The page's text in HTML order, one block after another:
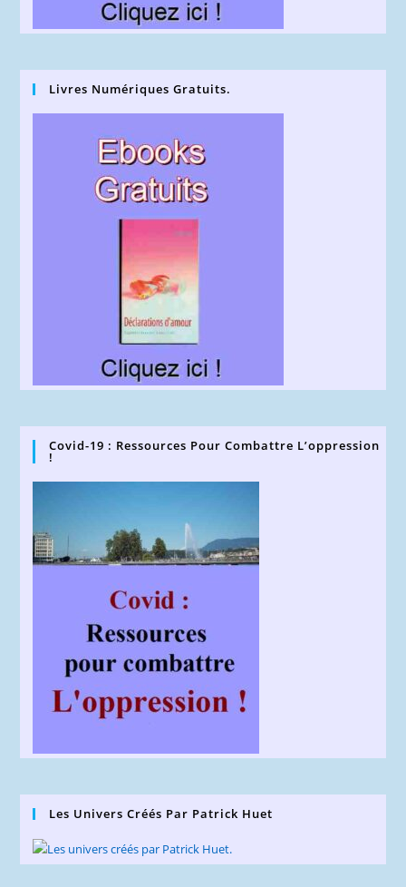
Livres Numériques Gratuits.
Covid-19 : Ressources Pour Combattre L’oppression
!
Les Univers Créés Par Patrick Huet